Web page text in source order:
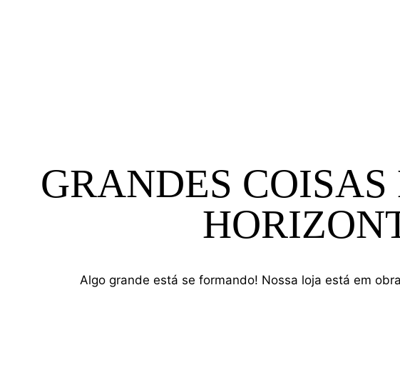
GRANDES
Algo grande está se formando! Nossa loja está em
SEARCH